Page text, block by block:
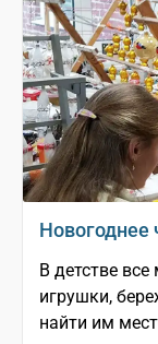
Новогоднее
В детстве
игрушки,
найти им